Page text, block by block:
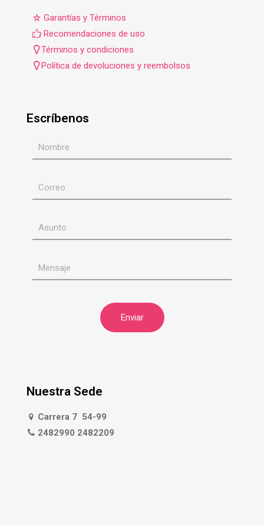
Garantías y Términos
Recomendaciones de uso
Términos y condiciones
Política de devoluciones y reembolsos
Escríbenos
Nuestra Sede
Carrera 7 54-99
2482990 2482209